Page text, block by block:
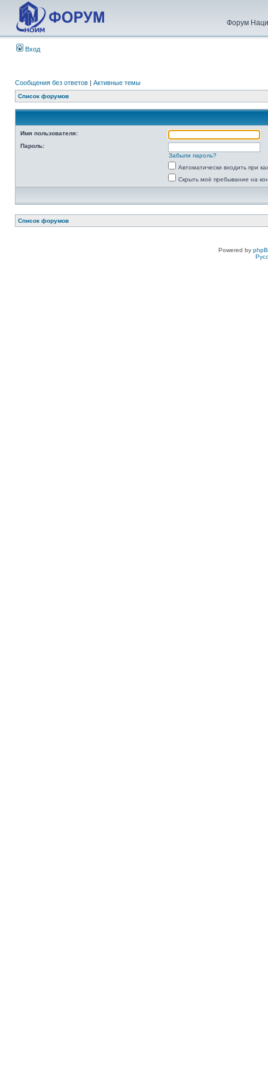
Форум
Вход
Сообщения без ответов | Активные темы
Список форумов
Имя пользователя:
Пароль:
Забыли пароль?
Автоматически входить при
Скрыть моё пребывание на
Список форумов
Powered by